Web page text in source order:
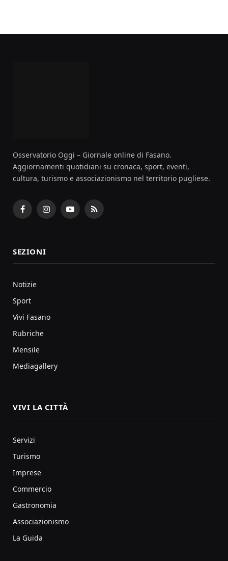
Osservatorio Oggi – Giornale online di Fasano.
Aggiornamenti quotidiani su cronaca, sport, eventi,
cultura, turismo e associazionismo nel territorio pugliese.
FacebookInstagramYouTubeRSS
SEZIONI
Notizie
Sport
Vivi Fasano
Rubriche
Mensile
Mediagallery
VIVI LA CITTÀ
Servizi
Turismo
Imprese
Commercio
Gastronomia
Associazionismo
La Guida